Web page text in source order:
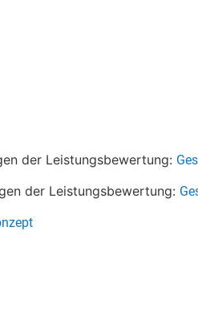
der Leistungsbewertung:
der Leistungsbewertung: